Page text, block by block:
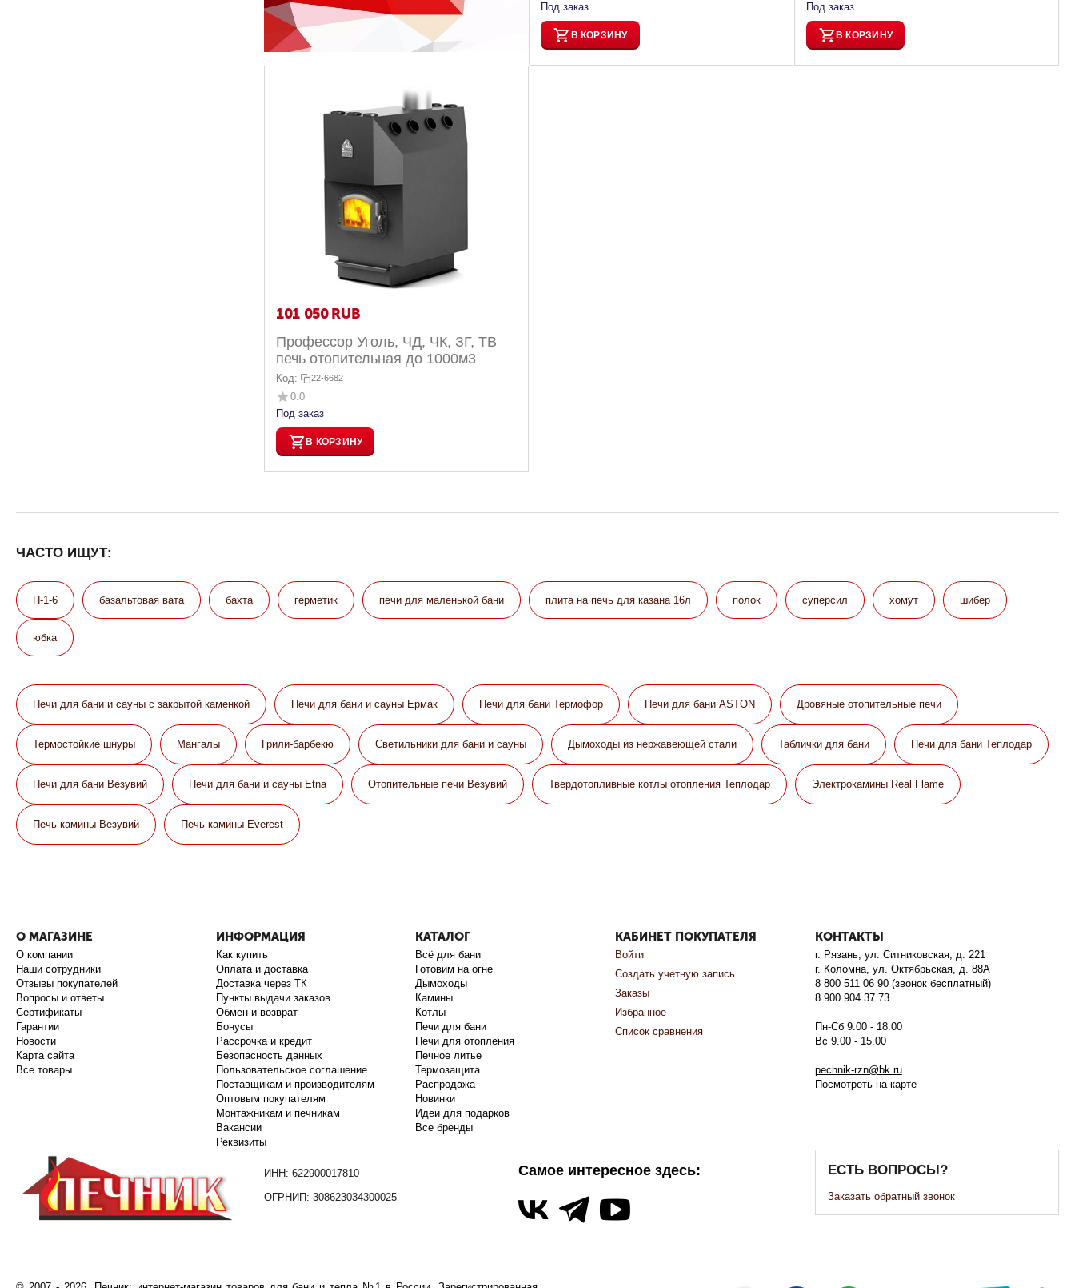
Под заказ
В КОРЗИНУ
Под заказ
В КОРЗИНУ
101 050 RUB
Профессор Уголь, ЧД, ЧК, ЗГ, ТВ
печь отопительная до 1000м3
Код: 22-6682
0.0
Под заказ
В КОРЗИНУ
ЧАСТО ИЩУТ:
П-1-6 базальтовая вата бахта герметик печи для маленькой бани плита на печь для казана 16л полок суперсил хомут шибер
юбка
Печи для бани и сауны с закрытой каменкой Печи для бани и сауны Eрмак Печи для бани Термофор Печи для бани ASTON Дровяные отопительные печи
Термостойкие шнуры Мангалы Грили-барбекю Светильники для бани и сауны Дымоходы из нержавеющей стали Таблички для бани Печи для бани Теплодар
Печи для бани Везувий Печи для бани и сауны Etna Отопительные печи Везувий Твердотопливные котлы отопления Теплодар Электрокамины Real Flame
Печь камины Везувий Печь камины Everest
О МАГАЗИНЕ
О компании
Наши сотрудники
Отзывы покупателей
Вопросы и ответы
Сертификаты
Гарантии
Новости
Карта сайта
Все товары
ИНФОРМАЦИЯ
Как купить
Оплата и доставка
Доставка через ТК
Пункты выдачи заказов
Обмен и возврат
Бонусы
Рассрочка и кредит
Безопасность данных
Пользовательское соглашение
Поставщикам и производителям
Оптовым покупателям
Монтажникам и печникам
Вакансии
Реквизиты
КАТАЛОГ
Всё для бани
Готовим на огне
Дымоходы
Камины
Котлы
Печи для бани
Печи для отопления
Печное литье
Термозащита
Распродажа
Новинки
Идеи для подарков
Все бренды
КАБИНЕТ ПОКУПАТЕЛЯ
Войти
Создать учетную запись
Заказы
Избранное
Список сравнения
КОНТАКТЫ
г. Рязань, ул. Ситниковская, д. 221
г. Коломна, ул. Октябрьская, д. 88А
8 800 511 06 90 (звонок бесплатный)
8 900 904 37 73
Пн-Сб 9.00 - 18.00
Вс 9.00 - 15.00
pechnik-rzn@bk.ru
Посмотреть на карте
ИНН: 622900017810
ОГРНИП: 308623034300025
Самое интересное здесь: ЕСТЬ ВОПРОСЫ?
Заказать обратный звонок